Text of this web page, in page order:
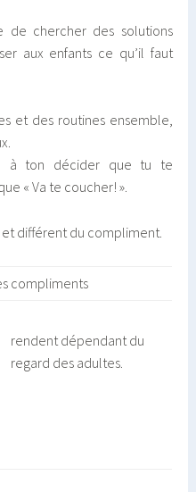
de chercher des solutions
aux enfants ce qu’il faut
et des routines ensemble,
à ton décider que tu te
« Va te coucher! ».
différent du compliment.
compliments
rendent dépendant du
regard des adultes.